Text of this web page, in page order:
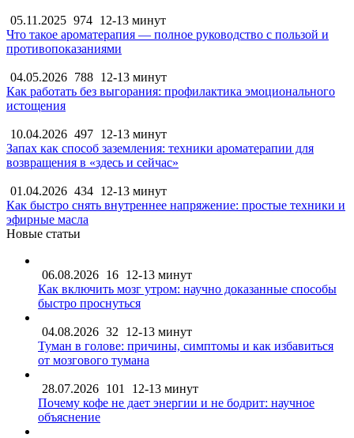
05.11.2025 974 12-13 минут
Что такое ароматерапия — полное руководство с пользой и
противопоказаниями
04.05.2026 788 12-13 минут
Как работать без выгорания: профилактика эмоционального
истощения
10.04.2026 497 12-13 минут
Запах как способ заземления: техники ароматерапии для
возвращения в «здесь и сейчас»
01.04.2026 434 12-13 минут
Как быстро снять внутреннее напряжение: простые техники и
эфирные масла
Новые статьи
06.08.2026 16 12-13 минут
Как включить мозг утром: научно доказанные способы
быстро проснуться
04.08.2026 32
12-13 минут
Туман в голове: причины, симптомы и как избавиться
от мозгового тумана
28.07.2026 101
12-13 минут
Почему кофе не дает энергии и не бодрит: научное
объяснение